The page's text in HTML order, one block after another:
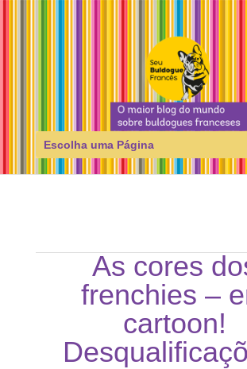
Escolha uma Página
As cores
frenchies –
cartoon!